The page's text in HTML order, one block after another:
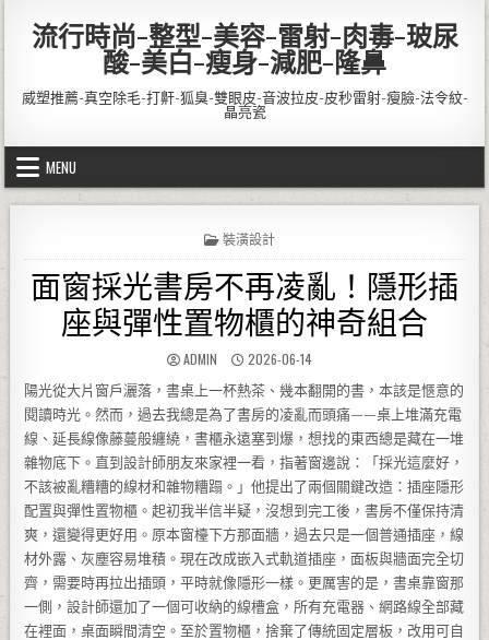
流行時尚-整型-美容-雷射-肉毒-玻尿
酸-美白-瘦身-減肥-隆鼻
威塑推薦-真空除毛-打鼾-狐臭-雙眼皮-音波拉皮-皮秒雷射-瘦臉-法令紋-
晶亮瓷
MENU
POSTED IN
裝潢設計
面窗採光書房不再凌亂！隱形插
座與彈性置物櫃的神奇組合
AUTHOR:
ADMIN PUBLISHED DATE:
2026-06-14
陽光從大片窗戶灑落，書桌上一杯熱茶、幾本翻開的書，本該是愜意的
閱讀時光。然而，過去我總是為了書房的凌亂而頭痛——桌上堆滿充電
線、延長線像藤蔓般纏繞，書櫃永遠塞到爆，想找的東西總是藏在一堆
雜物底下。直到設計師朋友來家裡一看，指著窗邊說：「採光這麼好，
不該被亂糟糟的線材和雜物糟蹋。」他提出了兩個關鍵改造：插座隱形
配置與彈性置物櫃。起初我半信半疑，沒想到完工後，書房不僅保持清
爽，還變得更好用。原本窗檯下方那面牆，過去只是一個普通插座，線
材外露、灰塵容易堆積。現在改成嵌入式軌道插座，面板與牆面完全切
齊，需要時再拉出插頭，平時就像隱形一樣。更厲害的是，書桌靠窗那
一側，設計師還加了一個可收納的線槽盒，所有充電器、網路線全部藏
在裡面，桌面瞬間清空。至於置物櫃，捨棄了傳統固定層板，改用可自